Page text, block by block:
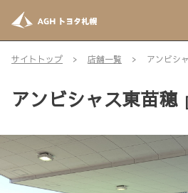
サイトトップ 店舗一覧 アンビシ
アンビシャス東苗穂